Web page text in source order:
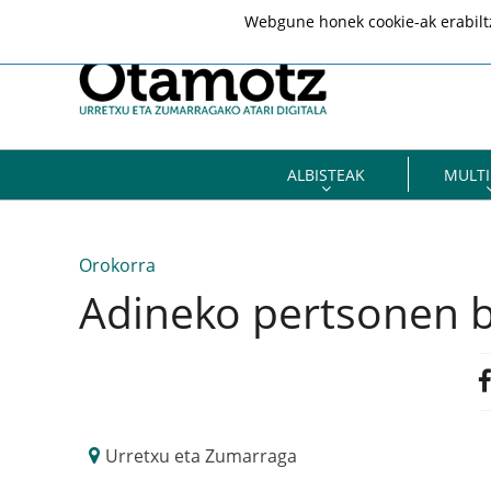
ALBISTEAK
Orokorra
Adineko pertsonen
Urretxu eta Zumarraga
Webgune honek cookie-ak